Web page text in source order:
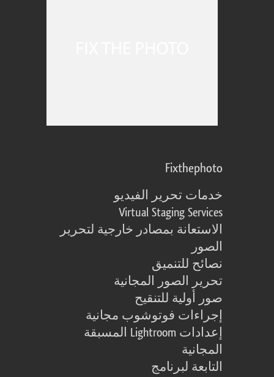
Fixthephoto
خدمات تحرير الفيديو
Virtual Staging Services
الاستعانة بمصادر خارجية لتحرير
الصور
نصائح للتنميق
تحرير الصور المجانية
صور أولية للتنقيح
إجراءات فوتوشوب مجانية
إعدادات Lightroom المسبقة
المجانية
التابعة لبرنامج